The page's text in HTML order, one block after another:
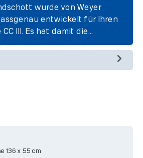
wurde von Weyer
entwickelt für Ihren
III. Es hat damit die…